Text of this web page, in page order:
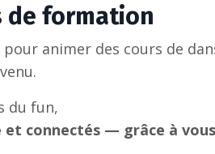
de formation
pour animer des cours de
du fun,
connectés — grâce à